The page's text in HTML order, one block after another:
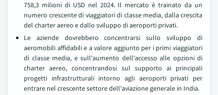
758,3 milioni di USD nel 2024. Il mercato è trainato da un
numero crescente di viaggiatori di classe media, dalla crescita
del charter aereo e dallo sviluppo di aeroporti privati.
Le aziende dovrebbero concentrarsi sullo sviluppo di
aeromobili affidabili e a valore aggiunto per i primi viaggiatori
di classe media, e sull'aumento dell'accesso alle opzioni di
charter aereo, concentrandosi sul supporto ai principali
progetti infrastrutturali intorno agli aeroporti privati per
entrare nel crescente settore dell'aviazione generale in India.